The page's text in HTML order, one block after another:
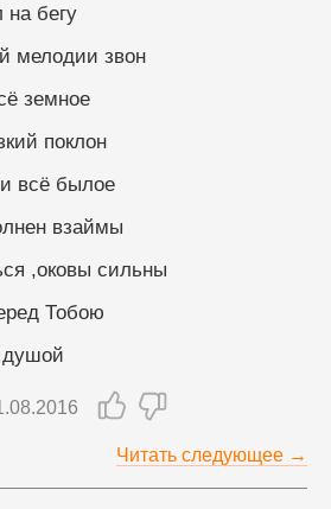
на бегу
мелодии звон
земное
поклон
всё былое
взаймы
,оковы сильны
Тобою
Читать следующее →